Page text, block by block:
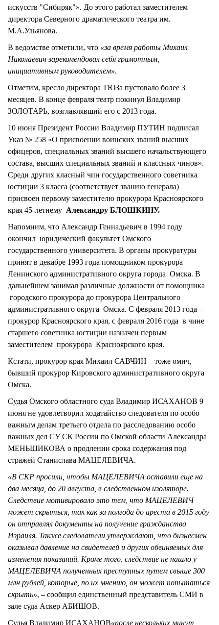
искусств "Сибиряк"». До этого работал заместителем
директора Северного драматического театра им.
М.А.Ульянова.
В ведомстве отметили, что «за время работы Михаил
Николаевич зарекомендовал себя грамотным,
инициативным руководителем».
Отметим, кресло директора ТЮЗа пустовало более 3
месяцев. В конце февраля театр покинул Владимир
ЗОЛОТАРЬ, возглавлявший его с 2013 года.
10 июня Президент России Владимир ПУТИН подписал
Указ № 258 «О присвоении воинских званий высших
офицеров, специальных званий высшего начальствующего
состава, высших специальных званий и классных чинов».
Среди других класный чин государственного советника
юстиции 3 класса (соответствует званию генерала)
присвоен первому заместителю прокурора Красноярского
края 45-летнему Александру БЛОШКИНУ.
Напомним, что Александр Геннадьевич в 1994 году
окончил юридический факультет Омского
государственного университета. В органы прокуратуры
принят в декабре 1993 года помощником прокурора
Ленинского административного округа города Омска. В
дальнейшем занимал различные должности от помощника
городского прокурора до прокурора Центрального
административного округа Омска. С февраля 2013 года –
прокурор Красноярского края, с февраля 2016 года в чине
старшего советника юстиции назначен первым
заместителем прокурора Красноярского края.
Кстати, прокурор края Михаил САВЧИН – тоже омич,
бывший прокурор Кировского административного округа
Омска.
Судья Омского областного суда Владимир ИСАХАНОВ 9
июня не удовлетворил ходатайство следователя по особо
важным делам третьего отдела по расследованию особо
важных дел СУ СК России по Омской области Александра
МЕНЬШИКОВА о продлении срока содержания под
стражей Станислава МАЦЕЛЕВИЧА.
«В СКР просили, чтобы МАЦЕЛЕВИЧА оставили еще на
два месяца, до 20 августа, в следственном изоляторе.
Следствие мотивировало это тем, что МАЦЕЛЕВИЧ
может скрыться, так как за полгода до ареста в 2015 году
он отправлял документы на получение гражданства
Израиля. Также следователи утверждают, что бизнесмен
оказывал давление на свидетелей и других обвиняемых для
изменения показаний. Кроме того, следствие не нашло у
МАЦЕЛЕВИЧА полученных преступных путем свыше 300
млн рублей, которые, по их мнению, он может попытаться
скрыть», – сообщил единственный представитель СМИ в
зале суда Аскер АБИШОВ.
Судья Владимир ИСАХАНОВ«после нескольких минут